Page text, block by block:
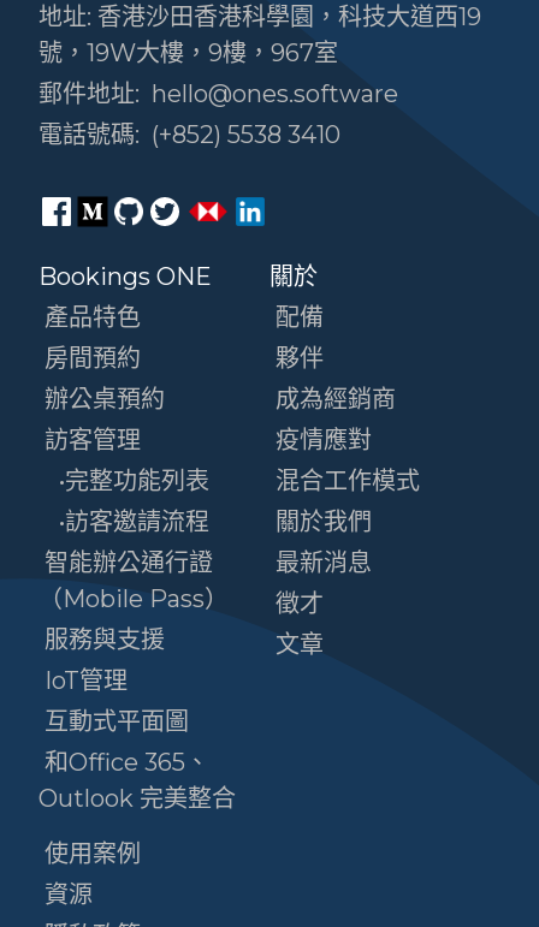
地址: 香港沙田香港科學園，科技大道西19
號，19W大樓，9樓，967室
郵件地址: hello@ones.software
電話號碼: (+852) 5538 3410
Bookings ONE
產品特色
房間預約
辦公桌預約
訪客管理
•完整功能列表
•訪客邀請流程
智能辦公通行證
（Mobile Pass）
服務與支援
IoT管理
互動式平面圖
和Office 365、
Outlook 完美整合
使用案例
資源
關於
配備
夥伴
成為經銷商
疫情應對
混合工作模式
關於我們
最新消息
徵才
文章